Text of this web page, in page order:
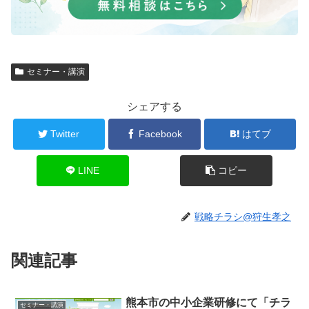
セミナー・講演
シェアする
Twitter Facebook はてブ
LINE コピー
戦略チラシ@狩生孝之
関連記事
セミナー・講演
熊本市の中小企業研修にて「チラ